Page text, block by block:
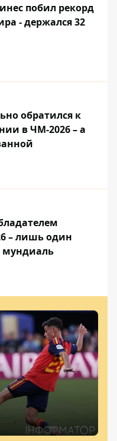
побил рекорд
- держался 32
обратился к
в ЧМ-2026 – а
– лишь один
мундиаль